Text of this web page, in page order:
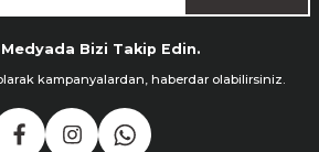
Bizi Takip Edin.
kampanyalardan, haberdar olabilirsiniz.